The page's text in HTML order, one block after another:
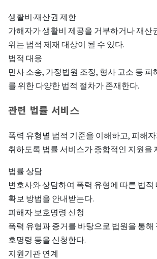
생활비·재산권 제한
가해자가 생활비 제공을 거부하거나 재산
위는 법적 제재 대상이 될 수 있다.
법적 대응
민사 소송, 가정법원 조정, 형사 고소 등 피
를 위한 다양한 법적 절차가 존재한다.
관련 법률 서비스
폭력 유형별 법적 기준을 이해하고, 피해
취하도록 법률 서비스가 종합적인 지원을
법률 상담
변호사와 상담하여 폭력 유형에 따른 법적
확보 방법을 안내받는다.
피해자 보호명령 신청
폭력 유형과 증거를 바탕으로 법원을 통해
호명령 등을 신청한다.
지원기관 연계